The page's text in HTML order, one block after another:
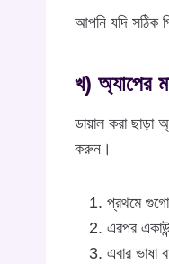
আপনি যদি সঠিক
খ) অ্যাপের
ডায়াল করা ছাড়া
করুন।
প্রথমে
এরপর
এবার ভাষা